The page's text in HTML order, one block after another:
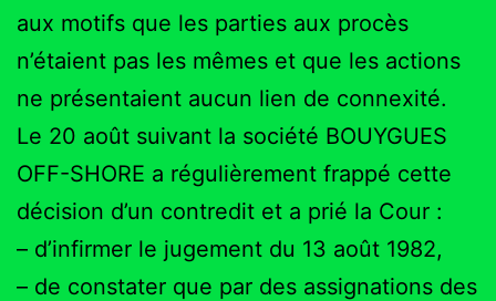
aux motifs que les parties aux procès
n’étaient pas les mêmes et que les actions
ne présentaient aucun lien de connexité.
Le 20 août suivant la société BOUYGUES
OFF-SHORE a régulièrement frappé cette
décision d’un contredit et a prié la Cour :
– d’infirmer le jugement du 13 août 1982,
– de constater que par des assignations des